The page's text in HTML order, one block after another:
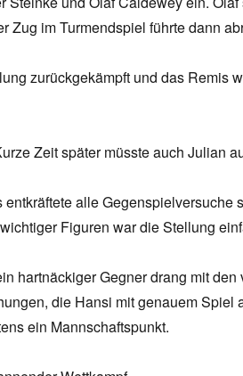
im Turmendspiel führte dann
zurückgekämpft und das Remis
Zeit später müsste auch Julian
alle Gegenspielversuche
Figuren war die Stellung
hartnäckiger Gegner drang mit
die Hansi mit genauem Spiel
ein Mannschaftspunkt.